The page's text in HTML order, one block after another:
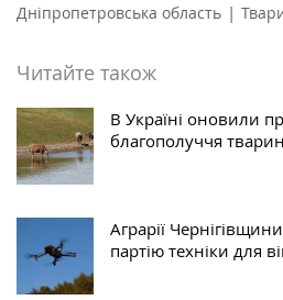
Дніпропетровська область |
Читайте також
В Україні оновили
благополуччя тварин
Аграрії
партію техніки для